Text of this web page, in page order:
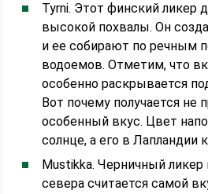
Tyrni. Этот финский ликер
высокой похвалы. Он
и ее собирают по речным
водоемов. Отметим, что
особенно раскрывается
Вот почему получается не
особенный вкус. Цвет
солнце, а его в Лапландии
Mustikka. Черничный ликер
севера считается самой